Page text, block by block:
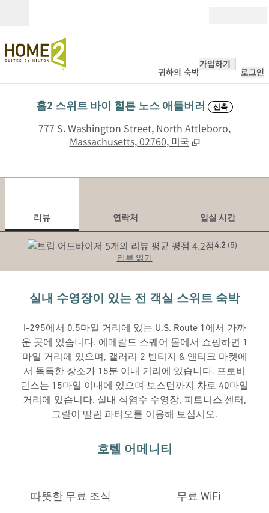
귀하의 숙박
가입하기
로그인
홈2 스위트 바이 힐튼 노스 애틀버러 신축
777 S. Washington Street, North Attleboro,
Massachusetts, 02760, 미국
리뷰 연락처
입실 시간
4.2 (5)
리뷰 읽기
실내 수영장이 있는 전 객실 스위트 숙박
I-295에서 0.5마일 거리에 있는 U.S. Route 1에서 가까
운 곳에 있습니다. 에메랄드 스퀘어 몰에서 쇼핑하면 1
마일 거리에 있으며, 갤러리 2 빈티지 & 앤티크 마켓에
서 독특한 장소가 15분 이내 거리에 있습니다. 프로비
던스는 15마일 이내에 있으며 보스턴까지 차로 40마일
거리에 있습니다. 실내 식염수 수영장, 피트니스 센터,
그릴이 딸린 파티오를 이용해 보십시오.
호텔 어메니티
따뜻한 무료 조식 무료 WiFi